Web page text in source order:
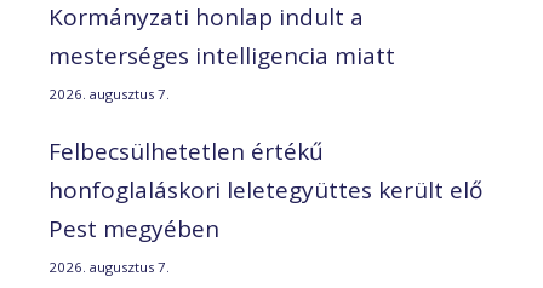
Kormányzati honlap indult a
mesterséges intelligencia miatt
2026. augusztus 7.
Felbecsülhetetlen értékű
honfoglaláskori leletegyüttes került elő
Pest megyében
2026. augusztus 7.